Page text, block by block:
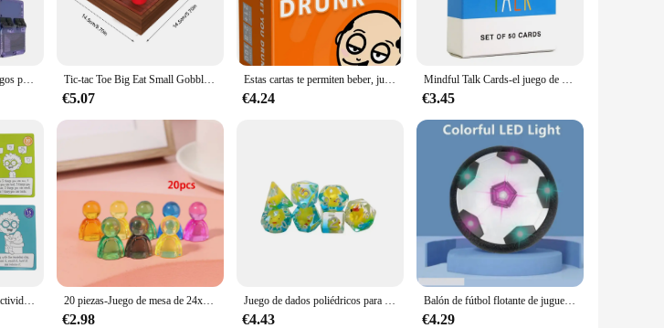
R36s nueva consola de juegos portátil Linux de código abierto pantalla IPS de 3,5 pulgadas reproductor de vídeo portátil de 128GB regalo de Navidad Tic-tac Toe Big Eat Small Gobble juego de mesa para niños, regalos de cumpleaños de Navidad para padres e hijos, juguetes educativos interactivos
€5.07
Estas cartas te permiten beber, juego divertido para adultos, fiestas, familiares y amigos
€4.24
Mindful Talk Cards-el juego de cartas conversacionales auténtico y significativo para niños y padres
€3.45
Tarjetas de gestión de ira, actividades de juego para calmar la mente y la baraja de tablero corporal 20 piezas-Juego de mesa de 24x16x12mm, marcadores de acrílico para juegos interactivos, piezas de ajedrez humanoide coloridas, accesorios para tarjetas
€2.98
Juego de dados poliédricos para juegos de matemáticas, juego de dados de tortuga, juego de animales poliédricos para TRPG DND, accesorios para juegos de mesa, 7 piezas
€4.43
Balón de fútbol flotante de juguete para niños, fútbol flotante eléctrico con luz LED, pelota de fútbol musical, juguetes deportivos para niños, juego al aire libre
€4.29